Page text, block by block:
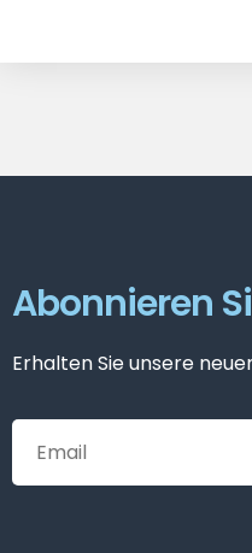
Abonnieren
Erhalten Sie unsere